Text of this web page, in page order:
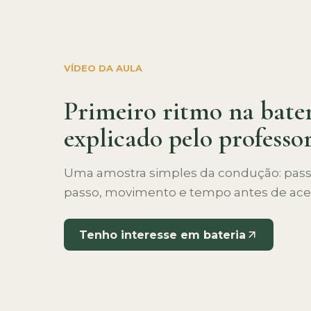
VÍDEO DA AULA
Primeiro ritmo na
explicado pelo
Uma amostra simples da condução:
passo, movimento e tempo antes de
Tenho interesse em bateria